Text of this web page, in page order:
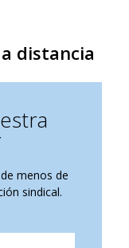
distancia
menos de
sindical.